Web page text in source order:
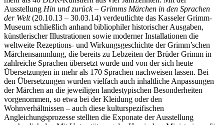
Ausstellung Hin und zurück – Grimms Märchen in den Sprachen
der Welt(20.10.13 – 30.03.14) verdeutlichte das Kasseler Grimm-
Museum schließlich anhand bibliophiler historischer Ausgaben,
künstlerischer Illustrationen sowie moderner Installationen die
weltweite Rezeptions- und Wirkungsgeschichte der Grimm’schen
Märchensammlung, die bereits zu Lebzeiten der Brüder Grimm in
zahlreiche Sprachen übersetzt wurde und von der sich heute
Übersetzungen in mehr als 170 Sprachen nachweisen lassen. Bei
den Übersetzungen wurden vielfach auch inhaltliche Anpassungen
der Märchen an die jeweiligen landestypischen Besonderheiten
vorgenommen, so etwa bei der Kleidung oder den
Wohnverhältnissen – auch diese kulturspezifischen
Angleichungsprozesse stellten die Exponate der Ausstellung